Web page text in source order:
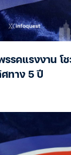
รรคแรงงาน โ
ศทาง 5 ปี